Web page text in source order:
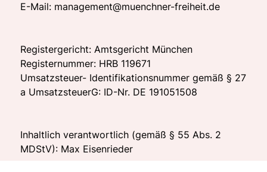
E-Mail: management@muenchner-freiheit.de
Registergericht: Amtsgericht München
Registernummer: HRB 119671
Umsatzsteuer- Identifikationsnummer gemäß § 27
a UmsatzsteuerG: ID-Nr. DE 191051508
Inhaltlich verantwortlich (gemäß § 55 Abs. 2
MDStV): Max Eisenrieder